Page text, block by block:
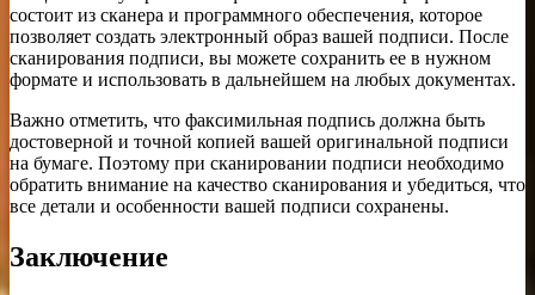
состоит из сканера и программного обеспечения, которое
позволяет создать электронный образ вашей подписи. После
сканирования подписи, вы можете сохранить ее в нужном
формате и использовать в дальнейшем на любых документах.
Важно отметить, что факсимильная подпись должна быть
достоверной и точной копией вашей оригинальной подписи
на бумаге. Поэтому при сканировании подписи необходимо
обратить внимание на качество сканирования и убедиться, что
все детали и особенности вашей подписи сохранены.
Заключение